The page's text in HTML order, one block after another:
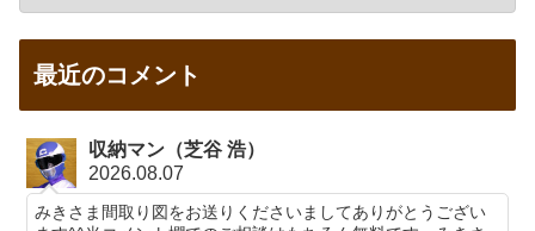
最近のコメント
収納マン（芝谷 浩）
2026.08.07
みきさま間取り図をお送りくださいましてありがとうござい